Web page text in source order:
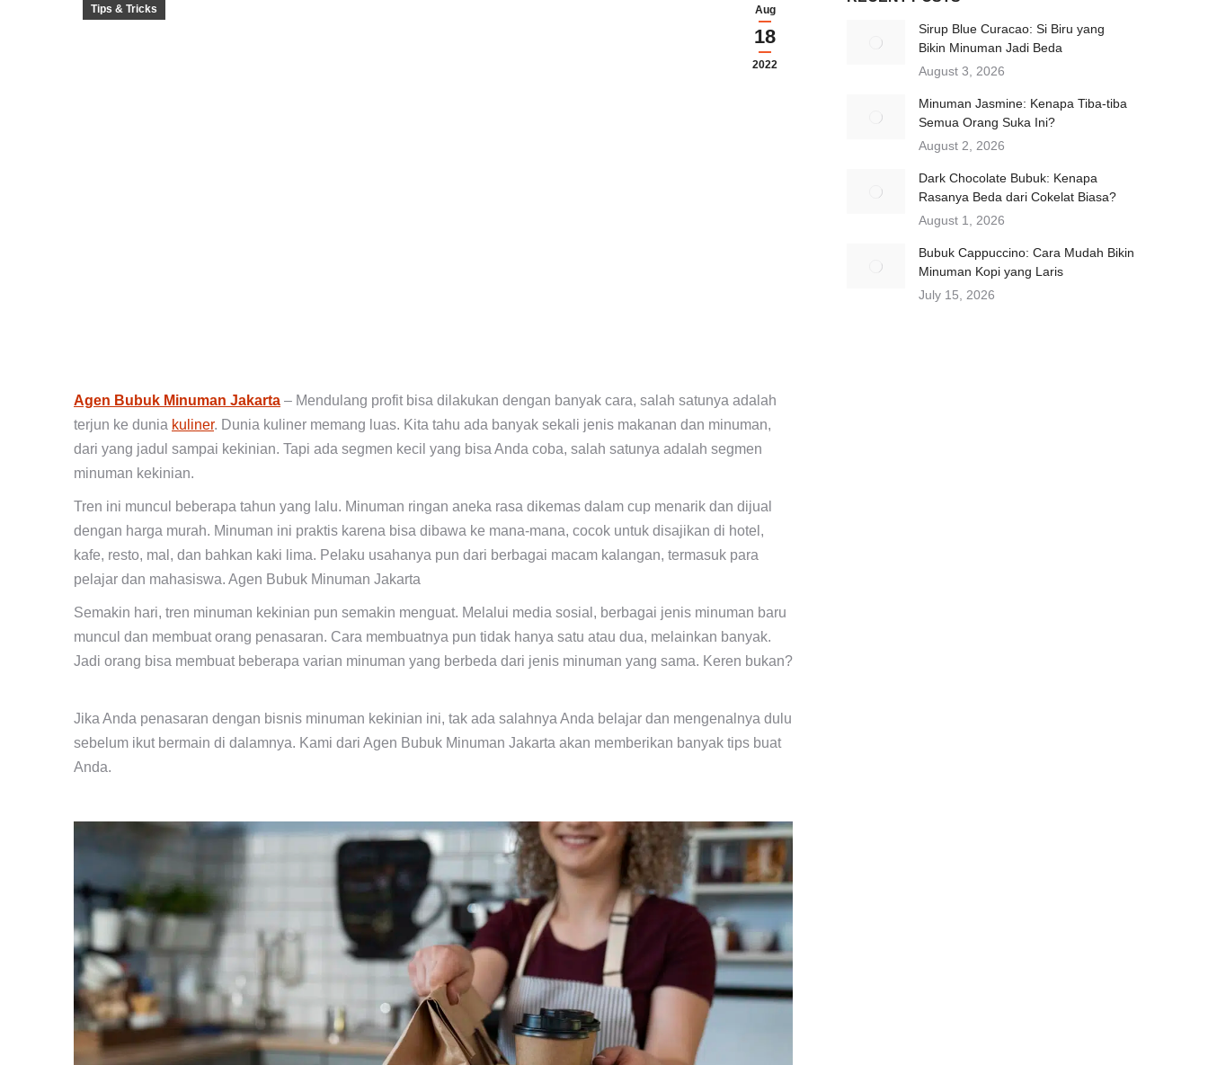
Aug
18
2022
Tips & Tricks
Agen Bubuk Minuman Jakarta – Mendulang profit bisa dilakukan dengan banyak cara, salah satunya adalah
terjun ke dunia kuliner. Dunia kuliner memang luas. Kita tahu ada banyak sekali jenis makanan dan minuman,
dari yang jadul sampai kekinian. Tapi ada segmen kecil yang bisa Anda coba, salah satunya adalah segmen
minuman kekinian.
Tren ini muncul beberapa tahun yang lalu. Minuman ringan aneka rasa dikemas dalam cup menarik dan dijual
dengan harga murah. Minuman ini praktis karena bisa dibawa ke mana-mana, cocok untuk disajikan di hotel,
kafe, resto, mal, dan bahkan kaki lima. Pelaku usahanya pun dari berbagai macam kalangan, termasuk para
pelajar dan mahasiswa. Agen Bubuk Minuman Jakarta
Semakin hari, tren minuman kekinian pun semakin menguat. Melalui media sosial, berbagai jenis minuman baru
muncul dan membuat orang penasaran. Cara membuatnya pun tidak hanya satu atau dua, melainkan banyak.
Jadi orang bisa membuat beberapa varian minuman yang berbeda dari jenis minuman yang sama. Keren bukan?
Jika Anda penasaran dengan bisnis minuman kekinian ini, tak ada salahnya Anda belajar dan mengenalnya dulu
sebelum ikut bermain di dalamnya. Kami dari Agen Bubuk Minuman Jakarta akan memberikan banyak tips buat
Anda.
Sirup Blue Curacao: Si Biru yang
Bikin Minuman Jadi Beda
August 3, 2026
Minuman Jasmine: Kenapa Tiba-tiba
Semua Orang Suka Ini?
August 2, 2026
Dark Chocolate Bubuk: Kenapa
Rasanya Beda dari Cokelat Biasa?
August 1, 2026
Bubuk Cappuccino: Cara Mudah Bikin
Minuman Kopi yang Laris
July 15, 2026